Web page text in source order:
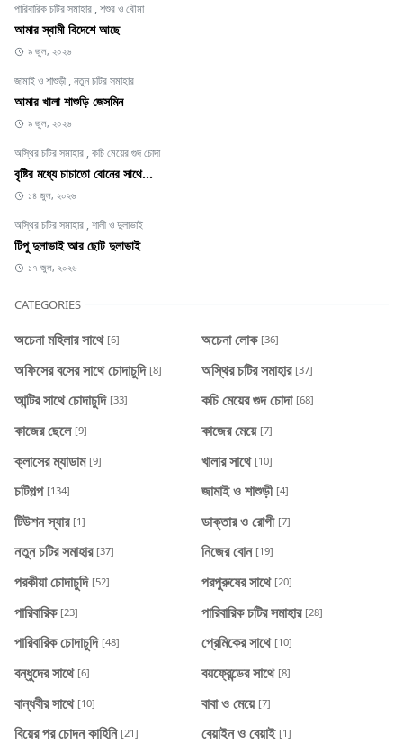
পারিবারিক চটির সমাহার ,শশুর ও বৌমা
আমার স্বামী বিদেশে আছে
৯ জুল, ২০২৬
জামাই ও শাশুড়ী ,নতুন চটির সমাহার
আমার খালা শাশুড়ি জেসমিন
৯ জুল, ২০২৬
অস্থির চটির সমাহার ,কচি মেয়ের গুদ চোদা
বৃষ্টির মধ্যে চাচাতো বোনের সাথে...
১৪ জুল, ২০২৬
অস্থির চটির সমাহার ,শালী ও দুলাভাই
টিপু দুলাভাই আর ছোট দুলাভাই
১৭ জুল, ২০২৬
CATEGORIES
অচেনা মহিলার সাথে [6] অচেনা লোক [36]
অফিসের বসের সাথে চোদাচুদি [8] অস্থির চটির সমাহার [37]
আন্টির সাথে চোদাচুদি [33] কচি মেয়ের গুদ চোদা [68]
কাজের ছেলে [9] কাজের মেয়ে [7]
ক্লাসের ম্যাডাম [9] খালার সাথে [10]
চটিগল্প [134] জামাই ও শাশুড়ী [4]
টিউশন স্যার [1] ডাক্তার ও রোগী [7]
নতুন চটির সমাহার [37] নিজের বোন [19]
পরকীয়া চোদাচুদি [52] পরপুরুষের সাথে [20]
পারিবারিক [23] পারিবারিক চটির সমাহার [28]
পারিবারিক চোদাচুদি [48] প্রেমিকের সাথে [10]
বন্ধুদের সাথে [6] বয়ফ্রেন্ডের সাথে [8]
বান্ধবীর সাথে [10] বাবা ও মেয়ে [7]
বিয়ের পর চোদন কাহিনি [21] বেয়াইন ও বেয়াই [1]